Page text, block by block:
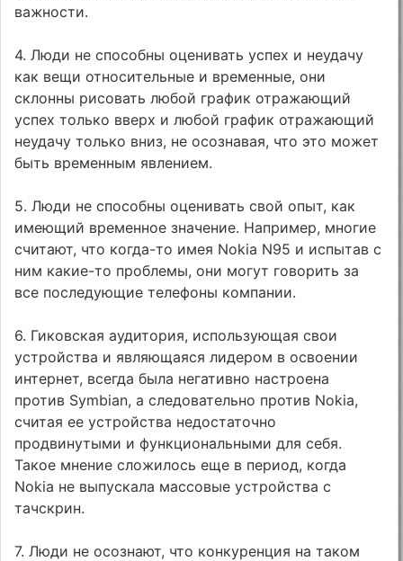
важности.
4. Люди не способны оценивать успех и неудачу
как вещи относительные и временные, они
склонны рисовать любой график отражающий
успех только вверх и любой график отражающий
неудачу только вниз, не осознавая, что это может
быть временным явлением.
5. Люди не способны оценивать свой опыт, как
имеющий временное значение. Например, многие
считают, что когда-то имея Nokia N95 и испытав с
ним какие-то проблемы, они могут говорить за
все последующие телефоны компании.
6. Гиковская аудитория, использующая свои
устройства и являющаяся лидером в освоении
интернет, всегда была негативно настроена
против Symbian, а следовательно против Nokia,
считая ее устройства недостаточно
продвинутыми и функциональными для себя.
Такое мнение сложилось еще в период, когда
Nokia не выпускала массовые устройства с
тачскрин.
7. Люди не осознают, что конкуренция на таком